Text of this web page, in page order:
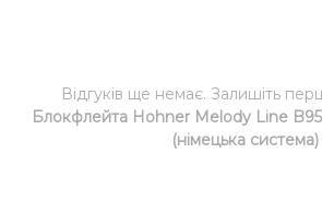
Відгуків ще немає. Залишіть
Блокфлейта Hohner Melody Line
(німецька система)